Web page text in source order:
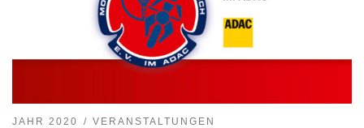
JAHR 2020 VERANSTALTUNGEN